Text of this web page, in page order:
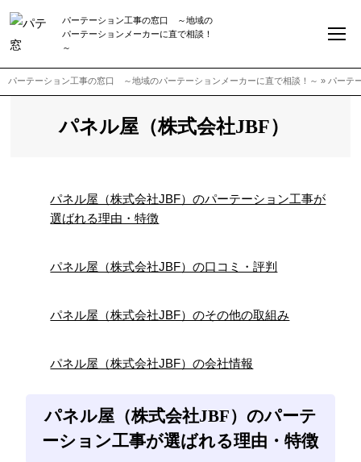
パーテーション工事の窓口 ～地域の
パーテーションメーカーに直で相談！
～
パーテーション工事の窓口 ～地域のパーテーションメーカーに直で相談！～ » パーテ
パネル屋（株式会社JBF）
パネル屋（株式会社JBF）のパーテーション工事が
選ばれる理由・特徴
パネル屋（株式会社JBF）の口コミ・評判
パネル屋（株式会社JBF）のその他の取組み
パネル屋（株式会社JBF）の会社情報
パネル屋（株式会社JBF）のパーテ
ーション工事が選ばれる理由・特徴